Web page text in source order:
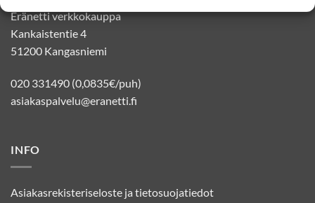
Eränetti verkkokauppa
Kankaistentie 4
51200 Kangasniemi
020 331490 (0,0835€/puh)
asiakaspalvelu@eranetti.fi
INFO
Asiakasrekisteriseloste ja tietosuojatiedot